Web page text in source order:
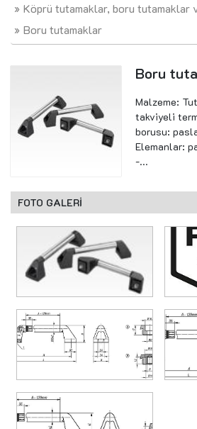
Köprü tutamaklar, boru tutamaklar
Boru tutamaklar
Boru
Malzeme:
takviyeli
borusu:
Elemanlar:
-...
FOTO GALERİ